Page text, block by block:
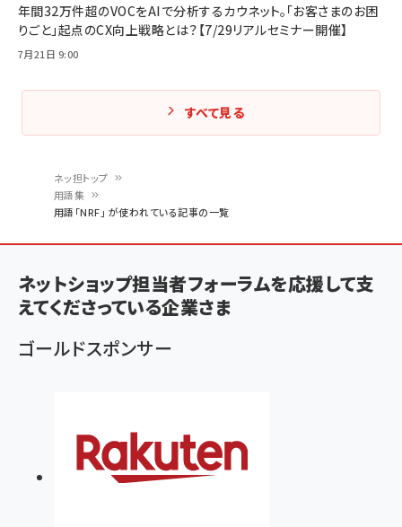
ン
く
ず
ネッ担トップ
用語集
用語「NRF」 が使われている記事の一覧
年間32万件超のVOCをAIで分析するカウネット。「お客さまのお困
りごと」起点のCX向上戦略とは？【7/29リアルセミナー開催】
7月21日 9:00
すべて見る
ネットショップ担当者フォーラムを応援して支
えてくださっている企業さま
ゴールドスポンサー